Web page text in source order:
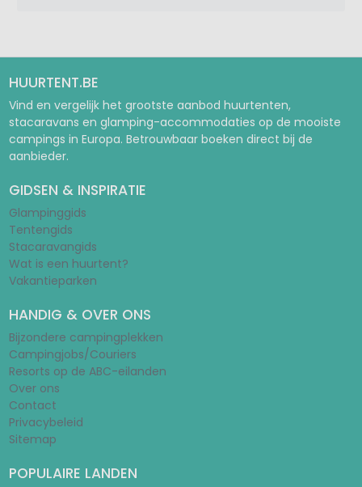
HUURTENT.BE
Vind en vergelijk het grootste aanbod huurtenten,
stacaravans en glamping-accommodaties op de mooiste
campings in Europa. Betrouwbaar boeken direct bij de
aanbieder.
GIDSEN & INSPIRATIE
Glampinggids
Tentengids
Stacaravangids
Wat is een huurtent?
Vakantieparken
HANDIG & OVER ONS
Bijzondere campingplekken
Campingjobs/Couriers
Resorts op de ABC-eilanden
Over ons
Contact
Privacybeleid
Sitemap
POPULAIRE LANDEN